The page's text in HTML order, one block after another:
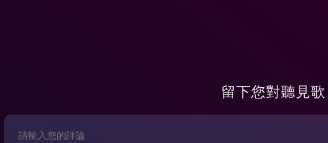
留下您對聽見